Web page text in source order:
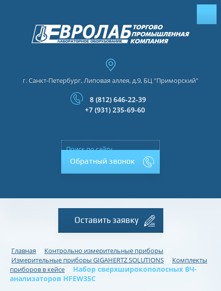
г. Санкт-Петербург, Липовая аллея, д.9, БЦ "Приморский"
8 (812) 646-22-39
+7 (931) 235-69-60
Обратный звонок
Оставить заявку
Главная Контрольно измерительные приборы
Измерительные приборы GIGAHERTZ SOLUTIONS
Комплекты
приборов в кейсе
Набор сверхширокополосных ВЧ-
анализаторов HFEW35C